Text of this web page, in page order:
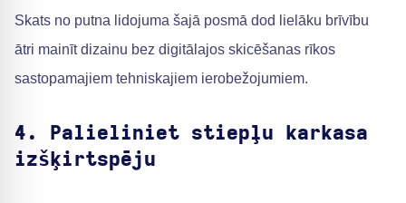
Skats no putna lidojuma šajā posmā dod lielāku brīvību
ātri mainīt dizainu bez digitālajos skicēšanas rīkos
sastopamajiem tehniskajiem ierobežojumiem.
4. Palieliniet stiepļu karkasa
izšķirtspēju